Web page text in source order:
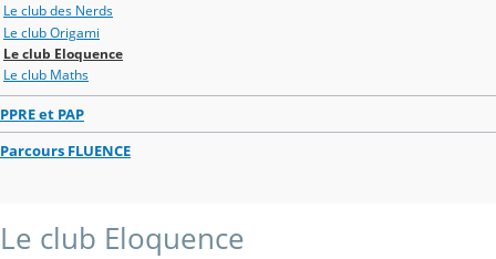
Le club des Nerds
Le club Origami
Le club Eloquence
Le club Maths
PPRE et PAP
Parcours FLUENCE
Le club Eloquence